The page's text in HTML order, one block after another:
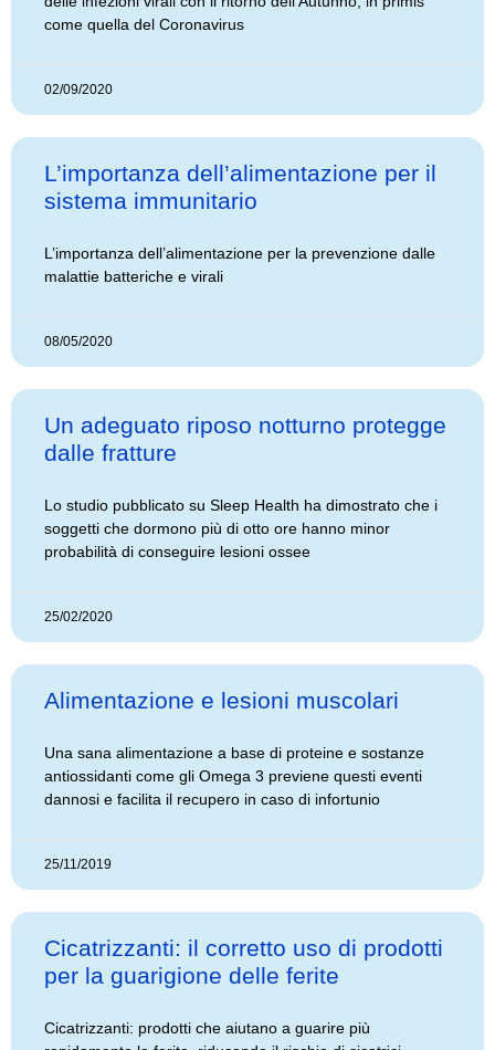
come quella del Coronavirus
02/09/2020
L’importanza dell’alimentazione per il
sistema immunitario
L’importanza dell’alimentazione per la prevenzione dalle
malattie batteriche e virali
08/05/2020
Un adeguato riposo notturno protegge
dalle fratture
Lo studio pubblicato su Sleep Health ha dimostrato che i
soggetti che dormono più di otto ore hanno minor
probabilità di conseguire lesioni ossee
25/02/2020
Alimentazione e lesioni muscolari
Una sana alimentazione a base di proteine e sostanze
antiossidanti come gli Omega 3 previene questi eventi
dannosi e facilita il recupero in caso di infortunio
25/11/2019
Cicatrizzanti: il corretto uso di prodotti
per la guarigione delle ferite
Cicatrizzanti: prodotti che aiutano a guarire più